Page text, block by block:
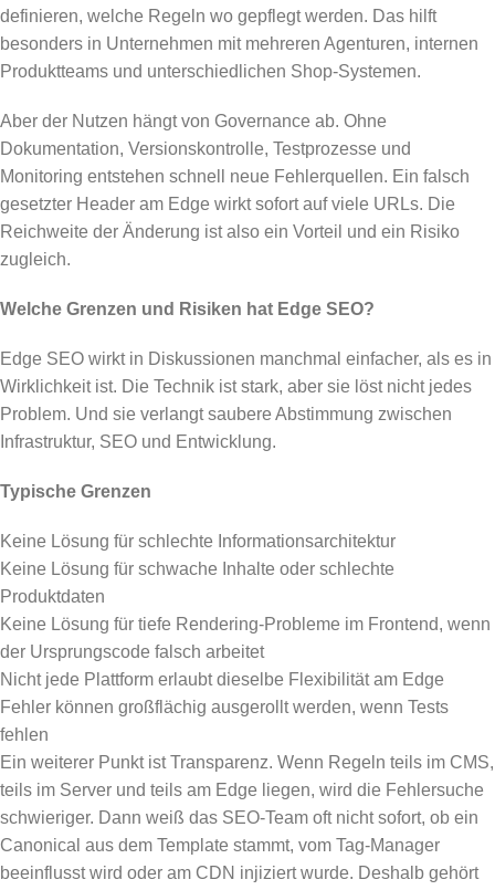
definieren, welche Regeln wo gepflegt werden. Das hilft
besonders in Unternehmen mit mehreren Agenturen, internen
Produktteams und unterschiedlichen Shop-Systemen.
Aber der Nutzen hängt von Governance ab. Ohne
Dokumentation, Versionskontrolle, Testprozesse und
Monitoring entstehen schnell neue Fehlerquellen. Ein falsch
gesetzter Header am Edge wirkt sofort auf viele URLs. Die
Reichweite der Änderung ist also ein Vorteil und ein Risiko
zugleich.
Welche Grenzen und Risiken hat Edge SEO?
Edge SEO wirkt in Diskussionen manchmal einfacher, als es in
Wirklichkeit ist. Die Technik ist stark, aber sie löst nicht jedes
Problem. Und sie verlangt saubere Abstimmung zwischen
Infrastruktur, SEO und Entwicklung.
Typische Grenzen
Keine Lösung für schlechte Informationsarchitektur
Keine Lösung für schwache Inhalte oder schlechte
Produktdaten
Keine Lösung für tiefe Rendering-Probleme im Frontend, wenn
der Ursprungscode falsch arbeitet
Nicht jede Plattform erlaubt dieselbe Flexibilität am Edge
Fehler können großflächig ausgerollt werden, wenn Tests
fehlen
Ein weiterer Punkt ist Transparenz. Wenn Regeln teils im CMS,
teils im Server und teils am Edge liegen, wird die Fehlersuche
schwieriger. Dann weiß das SEO-Team oft nicht sofort, ob ein
Canonical aus dem Template stammt, vom Tag-Manager
beeinflusst wird oder am CDN injiziert wurde. Deshalb gehört